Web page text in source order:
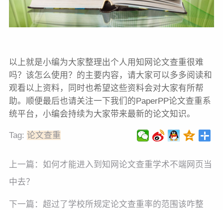
以上就是小编为大家整理出个人用知网论文查重很难
吗？该怎么使用？的主要内容，请大家可以多多阅读和
观看以上资料，同时也希望这些资料会对大家有所帮
助。顺便最后也请关注一下我们的PaperPP论文查重系
统平台，小编会持续为大家带来最新的论文知识。
Tag: 论文查重
上一篇： 如何才能进入到知网论文查重学术不端网页当
中去？
下一篇： 超过了学校所规定论文查重率的范围该咋整